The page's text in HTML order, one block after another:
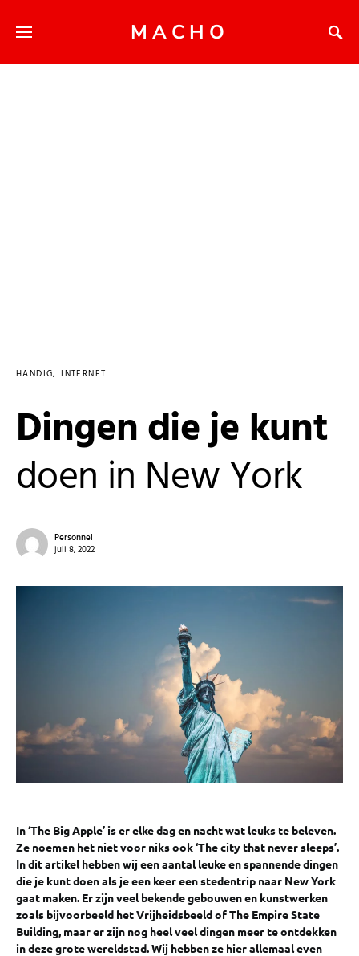
MACHO
HANDIG INTERNET
Dingen die je kunt
doen in New York
Personnel
juli 8, 2022
In ‘The Big Apple’ is er elke dag en nacht wat leuks te beleven.
Ze noemen het niet voor niks ook ‘The city that never sleeps’.
In dit artikel hebben wij een aantal leuke en spannende dingen
die je kunt doen als je een keer een stedentrip naar New York
gaat maken. Er zijn veel bekende gebouwen en kunstwerken
zoals bijvoorbeeld het Vrijheidsbeeld of The Empire State
Building, maar er zijn nog heel veel dingen meer te ontdekken
in deze grote wereldstad. Wij hebben ze hier allemaal even